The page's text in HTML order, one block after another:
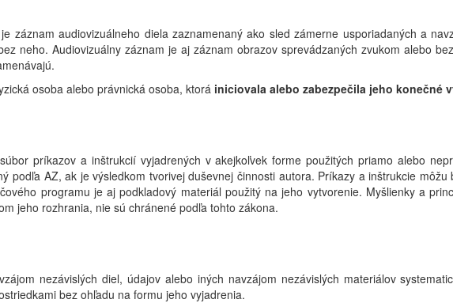
je záznam audiovizuálneho diela zaznamenaný ako sled zámerne usporiadaných a
neho. Audiovizuálny záznam je aj záznam obrazov sprevádzaných zvukom alebo
osoba alebo právnická osoba, ktorá iniciovala alebo zabezpečila jeho konečné
príkazov a inštrukcií vyjadrených v akejkoľvek forme použitých priamo alebo
podľa AZ, ak je výsledkom tvorivej duševnej činnosti autora. Príkazy a inštrukcie
programu je aj podkladový materiál použitý na jeho vytvorenie. Myšlienky a
jeho rozhrania, nie sú chránené podľa tohto zákona.
nezávislých diel, údajov alebo iných navzájom nezávislých materiálov
bez ohľadu na formu jeho vyjadrenia.